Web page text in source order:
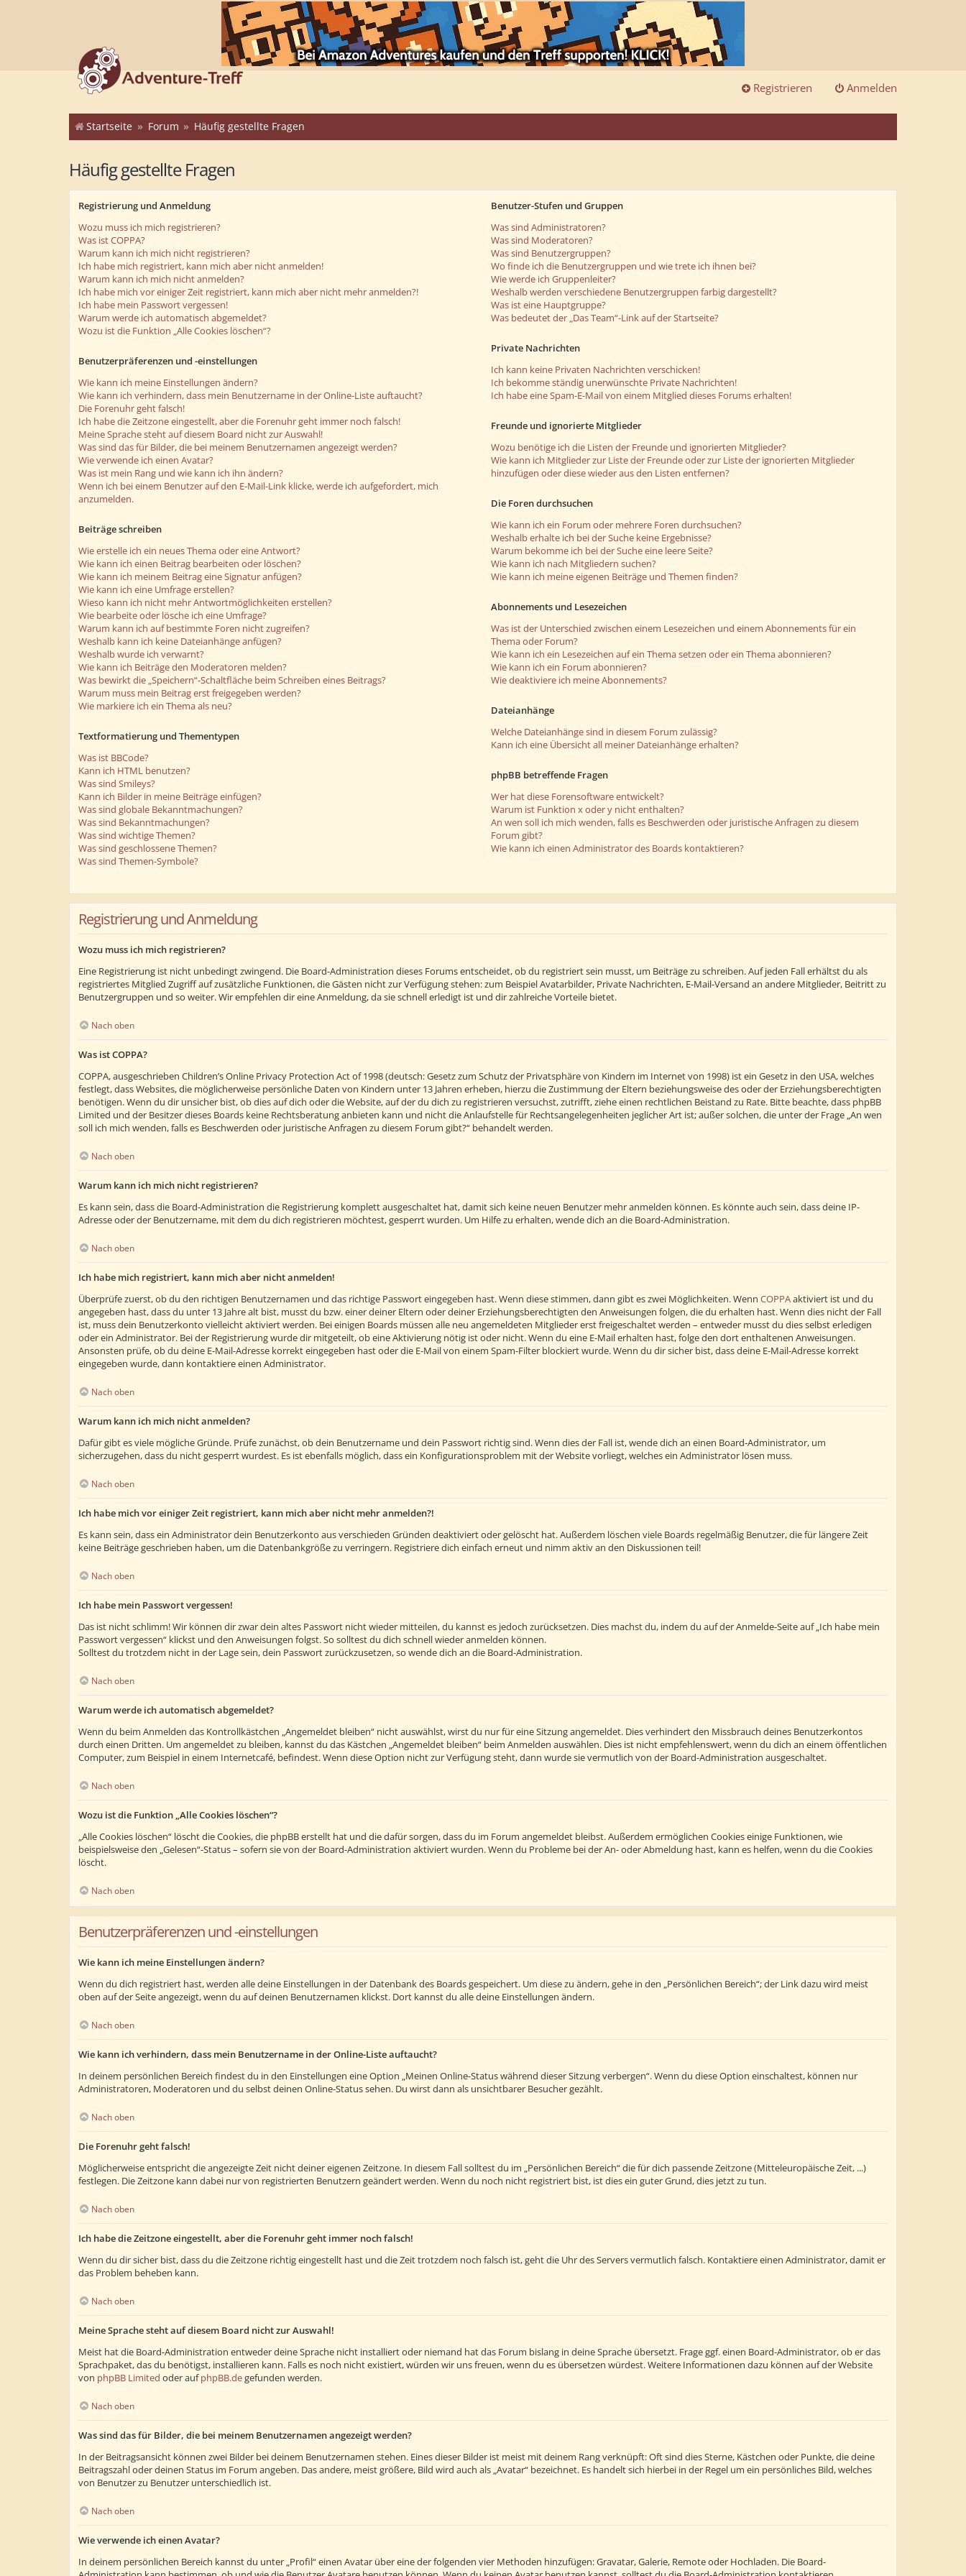
Anmelden
Registrieren
Startseite Forum Häufig gestellte Fragen
Häufig gestellte Fragen
Registrierung und Anmeldung
Wozu muss ich mich registrieren?
Was ist COPPA?
Warum kann ich mich nicht registrieren?
Ich habe mich registriert, kann mich aber nicht anmelden!
Warum kann ich mich nicht anmelden?
Ich habe mich vor einiger Zeit registriert, kann mich aber nicht mehr anmelden?!
Ich habe mein Passwort vergessen!
Warum werde ich automatisch abgemeldet?
Wozu ist die Funktion „Alle Cookies löschen“?
Benutzerpräferenzen und -einstellungen
Wie kann ich meine Einstellungen ändern?
Wie kann ich verhindern, dass mein Benutzername in der Online-Liste auftaucht?
Die Forenuhr geht falsch!
Ich habe die Zeitzone eingestellt, aber die Forenuhr geht immer noch falsch!
Meine Sprache steht auf diesem Board nicht zur Auswahl!
Was sind das für Bilder, die bei meinem Benutzernamen angezeigt werden?
Wie verwende ich einen Avatar?
Was ist mein Rang und wie kann ich ihn ändern?
Wenn ich bei einem Benutzer auf den E-Mail-Link klicke, werde ich aufgefordert, mich
anzumelden.
Beiträge schreiben
Wie erstelle ich ein neues Thema oder eine Antwort?
Wie kann ich einen Beitrag bearbeiten oder löschen?
Wie kann ich meinem Beitrag eine Signatur anfügen?
Wie kann ich eine Umfrage erstellen?
Wieso kann ich nicht mehr Antwortmöglichkeiten erstellen?
Wie bearbeite oder lösche ich eine Umfrage?
Warum kann ich auf bestimmte Foren nicht zugreifen?
Weshalb kann ich keine Dateianhänge anfügen?
Weshalb wurde ich verwarnt?
Wie kann ich Beiträge den Moderatoren melden?
Was bewirkt die „Speichern“-Schaltfläche beim Schreiben eines Beitrags?
Warum muss mein Beitrag erst freigegeben werden?
Wie markiere ich ein Thema als neu?
Textformatierung und Thementypen
Was ist BBCode?
Kann ich HTML benutzen?
Was sind Smileys?
Kann ich Bilder in meine Beiträge einfügen?
Was sind globale Bekanntmachungen?
Was sind Bekanntmachungen?
Was sind wichtige Themen?
Was sind geschlossene Themen?
Was sind Themen-Symbole?
Benutzer-Stufen und Gruppen
Was sind Administratoren?
Was sind Moderatoren?
Was sind Benutzergruppen?
Wo finde ich die Benutzergruppen und wie trete ich ihnen bei?
Wie werde ich Gruppenleiter?
Weshalb werden verschiedene Benutzergruppen farbig dargestellt?
Was ist eine Hauptgruppe?
Was bedeutet der „Das Team“-Link auf der Startseite?
Private Nachrichten
Ich kann keine Privaten Nachrichten verschicken!
Ich bekomme ständig unerwünschte Private Nachrichten!
Ich habe eine Spam-E-Mail von einem Mitglied dieses Forums erhalten!
Freunde und ignorierte Mitglieder
Wozu benötige ich die Listen der Freunde und ignorierten Mitglieder?
Wie kann ich Mitglieder zur Liste der Freunde oder zur Liste der ignorierten Mitglieder
hinzufügen oder diese wieder aus den Listen entfernen?
Die Foren durchsuchen
Wie kann ich ein Forum oder mehrere Foren durchsuchen?
Weshalb erhalte ich bei der Suche keine Ergebnisse?
Warum bekomme ich bei der Suche eine leere Seite?
Wie kann ich nach Mitgliedern suchen?
Wie kann ich meine eigenen Beiträge und Themen finden?
Abonnements und Lesezeichen
Was ist der Unterschied zwischen einem Lesezeichen und einem Abonnements für ein
Thema oder Forum?
Wie kann ich ein Lesezeichen auf ein Thema setzen oder ein Thema abonnieren?
Wie kann ich ein Forum abonnieren?
Wie deaktiviere ich meine Abonnements?
Dateianhänge
Welche Dateianhänge sind in diesem Forum zulässig?
Kann ich eine Übersicht all meiner Dateianhänge erhalten?
phpBB betreffende Fragen
Wer hat diese Forensoftware entwickelt?
Warum ist Funktion x oder y nicht enthalten?
An wen soll ich mich wenden, falls es Beschwerden oder juristische Anfragen zu diesem
Forum gibt?
Wie kann ich einen Administrator des Boards kontaktieren?
Registrierung und Anmeldung
Wozu muss ich mich registrieren?
Eine Registrierung ist nicht unbedingt zwingend. Die Board-Administration dieses Forums entscheidet, ob du registriert sein musst, um Beiträge zu schreiben. Auf jeden Fall erhältst du als
registriertes Mitglied Zugriff auf zusätzliche Funktionen, die Gästen nicht zur Verfügung stehen: zum Beispiel Avatarbilder, Private Nachrichten, E-Mail-Versand an andere Mitglieder, Beitritt zu
Benutzergruppen und so weiter. Wir empfehlen dir eine Anmeldung, da sie schnell erledigt ist und dir zahlreiche Vorteile bietet.
Nach oben
Was ist COPPA?
COPPA, ausgeschrieben Children’s Online Privacy Protection Act of 1998 (deutsch: Gesetz zum Schutz der Privatsphäre von Kindern im Internet von 1998) ist ein Gesetz in den USA, welches
festlegt, dass Websites, die möglicherweise persönliche Daten von Kindern unter 13 Jahren erheben, hierzu die Zustimmung der Eltern beziehungsweise des oder der Erziehungsberechtigten
benötigen. Wenn du dir unsicher bist, ob dies auf dich oder die Website, auf der du dich zu registrieren versuchst, zutrifft, ziehe einen rechtlichen Beistand zu Rate. Bitte beachte, dass phpBB
Limited und der Besitzer dieses Boards keine Rechtsberatung anbieten kann und nicht die Anlaufstelle für Rechtsangelegenheiten jeglicher Art ist; außer solchen, die unter der Frage „An wen
soll ich mich wenden, falls es Beschwerden oder juristische Anfragen zu diesem Forum gibt?“ behandelt werden.
Nach oben
Warum kann ich mich nicht registrieren?
Es kann sein, dass die Board-Administration die Registrierung komplett ausgeschaltet hat, damit sich keine neuen Benutzer mehr anmelden können. Es könnte auch sein, dass deine IP-
Adresse oder der Benutzername, mit dem du dich registrieren möchtest, gesperrt wurden. Um Hilfe zu erhalten, wende dich an die Board-Administration.
Nach oben
Ich habe mich registriert, kann mich aber nicht anmelden!
Überprüfe zuerst, ob du den richtigen Benutzernamen und das richtige Passwort eingegeben hast. Wenn diese stimmen, dann gibt es zwei Möglichkeiten. Wenn COPPAaktiviert ist und du
angegeben hast, dass du unter 13 Jahre alt bist, musst du bzw. einer deiner Eltern oder deiner Erziehungsberechtigten den Anweisungen folgen, die du erhalten hast. Wenn dies nicht der Fall
ist, muss dein Benutzerkonto vielleicht aktiviert werden. Bei einigen Boards müssen alle neu angemeldeten Mitglieder erst freigeschaltet werden – entweder musst du dies selbst erledigen
oder ein Administrator. Bei der Registrierung wurde dir mitgeteilt, ob eine Aktivierung nötig ist oder nicht. Wenn du eine E-Mail erhalten hast, folge den dort enthaltenen Anweisungen.
Ansonsten prüfe, ob du deine E-Mail-Adresse korrekt eingegeben hast oder die E-Mail von einem Spam-Filter blockiert wurde. Wenn du dir sicher bist, dass deine E-Mail-Adresse korrekt
eingegeben wurde, dann kontaktiere einen Administrator.
Nach oben
Warum kann ich mich nicht anmelden?
Dafür gibt es viele mögliche Gründe. Prüfe zunächst, ob dein Benutzername und dein Passwort richtig sind. Wenn dies der Fall ist, wende dich an einen Board-Administrator, um
sicherzugehen, dass du nicht gesperrt wurdest. Es ist ebenfalls möglich, dass ein Konfigurationsproblem mit der Website vorliegt, welches ein Administrator lösen muss.
Nach oben
Ich habe mich vor einiger Zeit registriert, kann mich aber nicht mehr anmelden?!
Es kann sein, dass ein Administrator dein Benutzerkonto aus verschieden Gründen deaktiviert oder gelöscht hat. Außerdem löschen viele Boards regelmäßig Benutzer, die für längere Zeit
keine Beiträge geschrieben haben, um die Datenbankgröße zu verringern. Registriere dich einfach erneut und nimm aktiv an den Diskussionen teil!
Nach oben
Ich habe mein Passwort vergessen!
Das ist nicht schlimm! Wir können dir zwar dein altes Passwort nicht wieder mitteilen, du kannst es jedoch zurücksetzen. Dies machst du, indem du auf der Anmelde-Seite auf „Ich habe mein
Passwort vergessen“ klickst und den Anweisungen folgst. So solltest du dich schnell wieder anmelden können.
Solltest du trotzdem nicht in der Lage sein, dein Passwort zurückzusetzen, so wende dich an die Board-Administration.
Nach oben
Warum werde ich automatisch abgemeldet?
Wenn du beim Anmelden das Kontrollkästchen „Angemeldet bleiben“ nicht auswählst, wirst du nur für eine Sitzung angemeldet. Dies verhindert den Missbrauch deines Benutzerkontos
durch einen Dritten. Um angemeldet zu bleiben, kannst du das Kästchen „Angemeldet bleiben“ beim Anmelden auswählen. Dies ist nicht empfehlenswert, wenn du dich an einem öffentlichen
Computer, zum Beispiel in einem Internetcafé, befindest. Wenn diese Option nicht zur Verfügung steht, dann wurde sie vermutlich von der Board-Administration ausgeschaltet.
Nach oben
Wozu ist die Funktion „Alle Cookies löschen“?
„Alle Cookies löschen“ löscht die Cookies, die phpBB erstellt hat und die dafür sorgen, dass du im Forum angemeldet bleibst. Außerdem ermöglichen Cookies einige Funktionen, wie
beispielsweise den „Gelesen“-Status – sofern sie von der Board-Administration aktiviert wurden. Wenn du Probleme bei der An- oder Abmeldung hast, kann es helfen, wenn du die Cookies
löscht.
Nach oben
Benutzerpräferenzen und -einstellungen
Wie kann ich meine Einstellungen ändern?
Wenn du dich registriert hast, werden alle deine Einstellungen in der Datenbank des Boards gespeichert. Um diese zu ändern, gehe in den „Persönlichen Bereich“; der Link dazu wird meist
oben auf der Seite angezeigt, wenn du auf deinen Benutzernamen klickst. Dort kannst du alle deine Einstellungen ändern.
Nach oben
Wie kann ich verhindern, dass mein Benutzername in der Online-Liste auftaucht?
In deinem persönlichen Bereich findest du in den Einstellungen eine Option „Meinen Online-Status während dieser Sitzung verbergen“. Wenn du diese Option einschaltest, können nur
Administratoren, Moderatoren und du selbst deinen Online-Status sehen. Du wirst dann als unsichtbarer Besucher gezählt.
Nach oben
Die Forenuhr geht falsch!
Möglicherweise entspricht die angezeigte Zeit nicht deiner eigenen Zeitzone. In diesem Fall solltest du im „Persönlichen Bereich“ die für dich passende Zeitzone (Mitteleuropäische Zeit, ...)
festlegen. Die Zeitzone kann dabei nur von registrierten Benutzern geändert werden. Wenn du noch nicht registriert bist, ist dies ein guter Grund, dies jetzt zu tun.
Nach oben
Ich habe die Zeitzone eingestellt, aber die Forenuhr geht immer noch falsch!
Wenn du dir sicher bist, dass du die Zeitzone richtig eingestellt hast und die Zeit trotzdem noch falsch ist, geht die Uhr des Servers vermutlich falsch. Kontaktiere einen Administrator, damit er
das Problem beheben kann.
Nach oben
Meine Sprache steht auf diesem Board nicht zur Auswahl!
Meist hat die Board-Administration entweder deine Sprache nicht installiert oder niemand hat das Forum bislang in deine Sprache übersetzt. Frage ggf. einen Board-Administrator, ob er das
Sprachpaket, das du benötigst, installieren kann. Falls es noch nicht existiert, würden wir uns freuen, wenn du es übersetzen würdest. Weitere Informationen dazu können auf der Website
von phpBB Limited oder aufphpBB.degefunden werden.
Nach oben
Was sind das für Bilder, die bei meinem Benutzernamen angezeigt werden?
In der Beitragsansicht können zwei Bilder bei deinem Benutzernamen stehen. Eines dieser Bilder ist meist mit deinem Rang verknüpft: Oft sind dies Sterne, Kästchen oder Punkte, die deine
Beitragszahl oder deinen Status im Forum angeben. Das andere, meist größere, Bild wird auch als „Avatar“ bezeichnet. Es handelt sich hierbei in der Regel um ein persönliches Bild, welches
von Benutzer zu Benutzer unterschiedlich ist.
Nach oben
Wie verwende ich einen Avatar?
In deinem persönlichen Bereich kannst du unter „Profil“ einen Avatar über eine der folgenden vier Methoden hinzufügen: Gravatar, Galerie, Remote oder Hochladen. Die Board-